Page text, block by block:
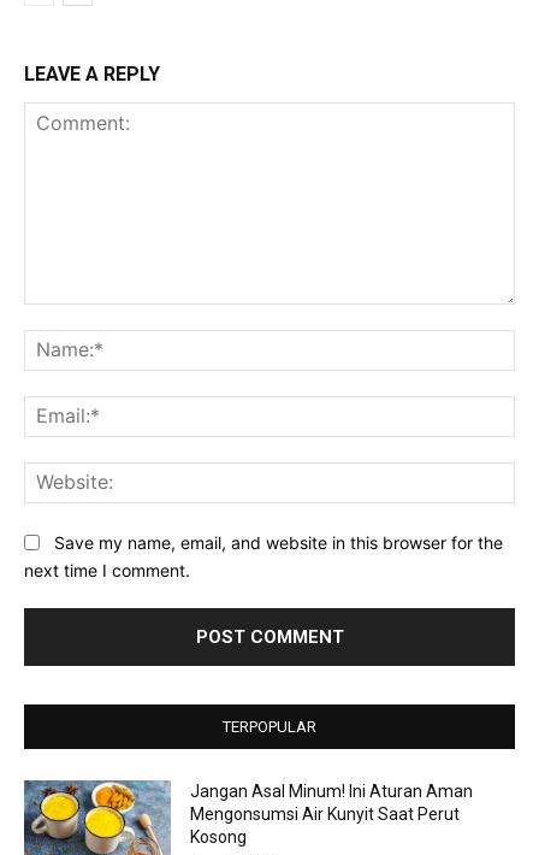
LEAVE A REPLY
Save my name, email, and website in this browser for the
next time I comment.
TERPOPULAR
Jangan Asal Minum! Ini Aturan Aman
Mengonsumsi Air Kunyit Saat Perut
Kosong